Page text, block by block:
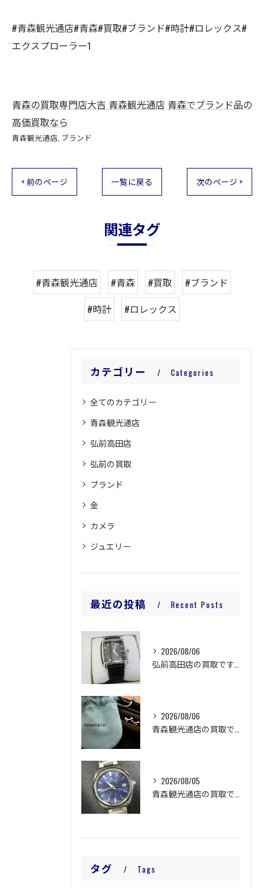
#青森観光通店#青森#買取#ブランド#時計#ロレックス#
エクスプローラー1
青森の買取専門店大吉 青森観光通店 青森でブランド品の
高価買取なら
青森観光通店 ブランド
< 前のページ 一覧に戻る 次のページ >
関連タグ
#青森観光通店 #青森 #買取
#ブランド
#時計
#ロレックス
カテゴリー Categories
全てのカテゴリー
青森観光通店
弘前高田店
弘前の買取
ブランド
金
カメラ
ジュエリー
最近の投稿 Recent Posts
2026/08/06
2026/08/06
2026/08/05
タグ Tags